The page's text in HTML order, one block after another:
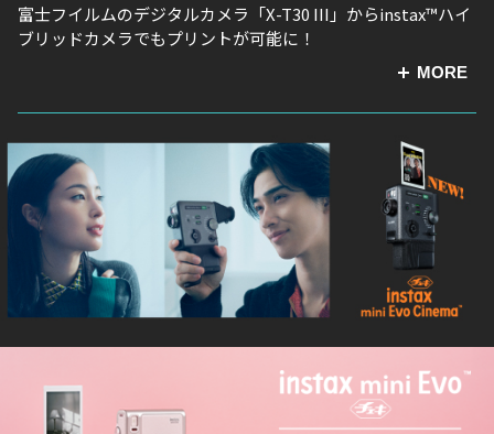
富士フイルムのデジタルカメラ「X-T30 III」からinstax™ハイ
ブリッドカメラでもプリントが可能に！
富士フイルムのデジタルカメラ「X half」からinstax™ハイブ
リッドカメラでもプリントが可能に！
2025.11.17
ファームウェアアップデートのお知らせ
2025.09.10
「instax mini Evo™」に新色「GENTLE ROSE」が登場。
instax™ Evoシリーズ スペシャルサイト公開！
2025.01.21
MORE